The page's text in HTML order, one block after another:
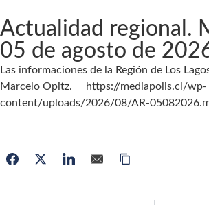
Actualidad regional.
05 de agosto de
Las informaciones de la Región de Los
Marcelo Opitz. https://mediapolis.cl/wp-
content/uploads/2026/08/AR-